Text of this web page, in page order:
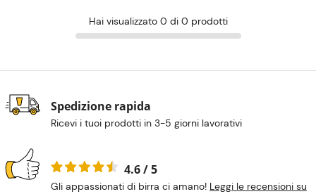
Hai visualizzato 0 di 0 prodotti
Spedizione rapida
Ricevi i tuoi prodotti in 3-5 giorni lavorativi
4.6 / 5
Gli appassionati di birra ci amano! Leggi le recensioni su